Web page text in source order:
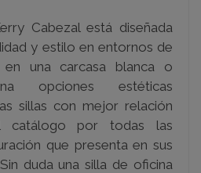
Cabezal está diseñada
y estilo en entornos de
en una carcasa blanca o
opciones estéticas
sillas con mejor relación
catálogo por todas las
que presenta en sus
duda una silla de oficina